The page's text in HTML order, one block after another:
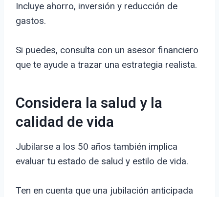
Incluye ahorro, inversión y reducción de
gastos.
Si puedes, consulta con un asesor financiero
que te ayude a trazar una estrategia realista.
Considera la salud y la
calidad de vida
Jubilarse a los 50 años también implica
evaluar tu estado de salud y estilo de vida.
Ten en cuenta que una jubilación anticipada